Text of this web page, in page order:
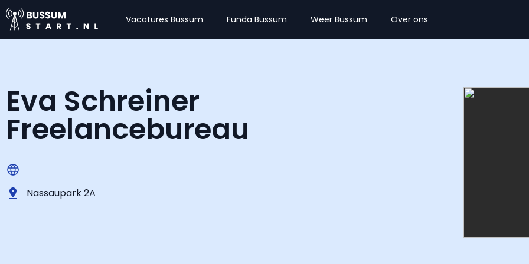
Vacatures Bussum Funda Bussum Weer Bussum Over ons
Eva Schreiner
Freelancebureau
Nassaupark 2A